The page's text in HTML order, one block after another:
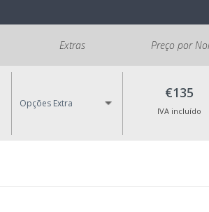
Extras Preço por
Opções Extra
€135
IVA incluído